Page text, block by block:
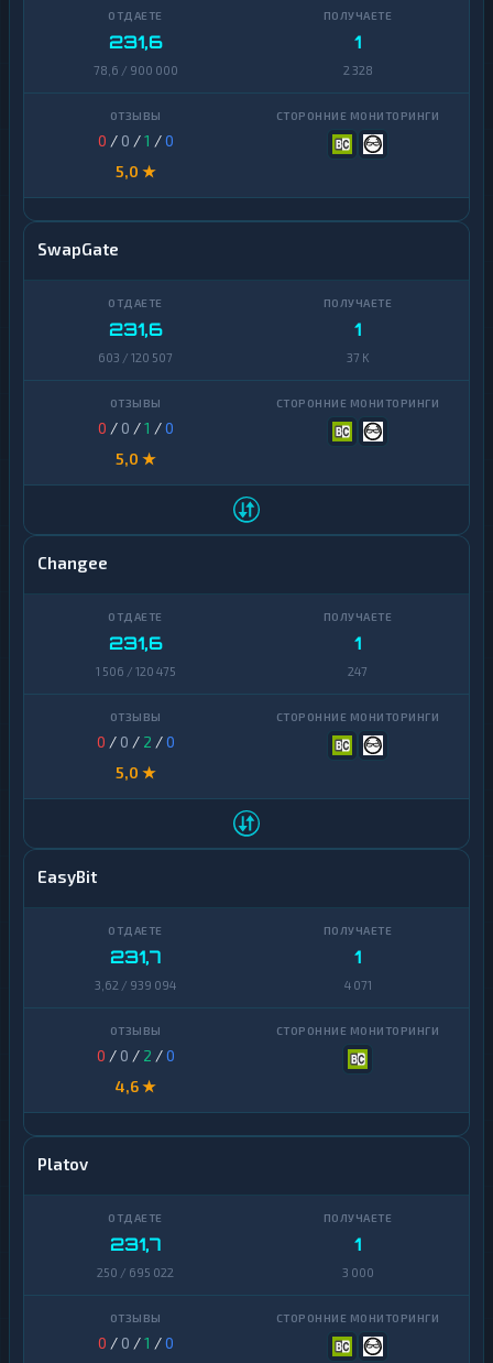
231,6
78,6 / 900 000
1
2 328
0 / 0 /1 /0
5,0 ★
SwapGate
231,6
603 / 120 507
1
37 K
0 / 0 /1 /0
5,0 ★
Changee
231,6
1 506 / 120 475
1
247
0 / 0 / 2 /0
5,0 ★
EasyBit
231,7
3,62 / 939 094
1
4 071
0 / 0 / 2 /0
4,6 ★
Platov
231,7
250 / 695 022
1
3 000
0 / 0 /1 /0